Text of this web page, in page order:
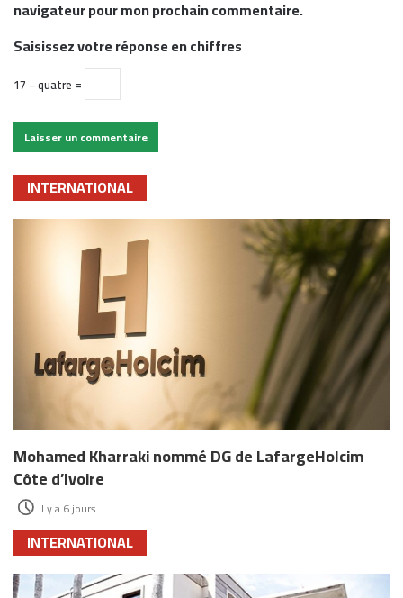
navigateur pour mon prochain commentaire.
Saisissez votre réponse en chiffres
17 − quatre =
INTERNATIONAL
Mohamed Kharraki nommé DG de LafargeHolcim
Côte d’Ivoire
il y a 6 jours
INTERNATIONAL